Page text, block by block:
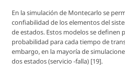
En la simulación de Montecarlo se
confiabilidad de los elementos del
de estados. Estos modelos se definen
probabilidad para cada tiempo de
embargo, en la mayoría de
dos estados (servicio -falla) [19].